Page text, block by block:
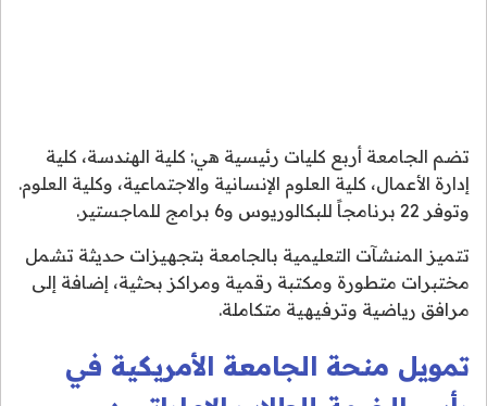
تضم الجامعة أربع كليات رئيسية هي: كلية الهندسة، كلية
إدارة الأعمال، كلية العلوم الإنسانية والاجتماعية، وكلية العلوم.
وتوفر 22 برنامجاً للبكالوريوس و6 برامج للماجستير.
تتميز المنشآت التعليمية بالجامعة بتجهيزات حديثة تشمل
مختبرات متطورة ومكتبة رقمية ومراكز بحثية، إضافة إلى
مرافق رياضية وترفيهية متكاملة.
تمويل منحة الجامعة الأمريكية في